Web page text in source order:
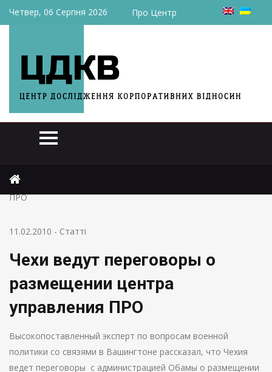
Четвер, 06 Серпня 2026 Про Центр
Чехи ведут переговоры о размещении центра управления
ПРО
11.02.2010 - Статті
Чехи ведут переговоры о
размещении центра
управления ПРО
Высокопоставленный эксперт по вопросам военной
политики со связями в Вашингтоне рассказал, что Чехия
ведет переговоры с администрацией Обамы о размещении